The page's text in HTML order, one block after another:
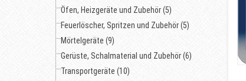
Öfen, Heizgeräte und Zubehör (5)
Feuerlöscher, Spritzen und Zubehör (5)
Mörtelgeräte (9)
Gerüste, Schalmaterial und Zubehör (6)
Transportgeräte (10)